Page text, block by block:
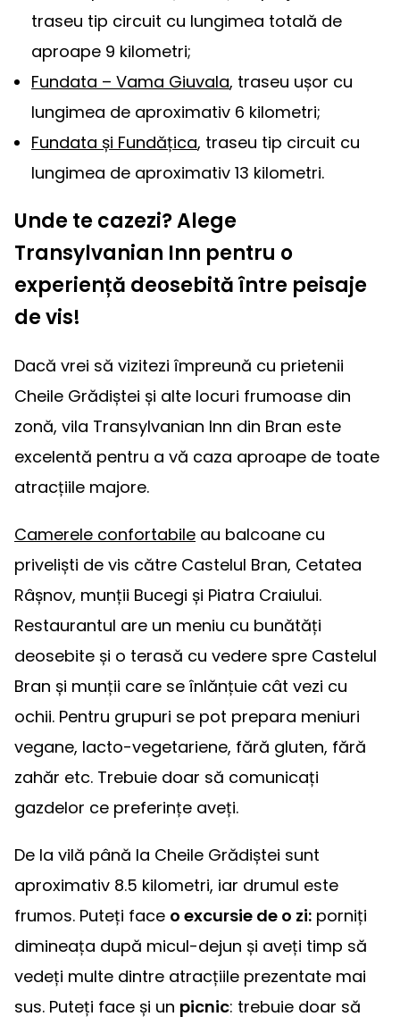
traseu tip circuit cu lungimea totală de
aproape 9 kilometri;
Fundata – Vama Giuvala, traseu ușor cu
lungimea de aproximativ 6 kilometri;
Fundata și Fundățica, traseu tip circuit cu
lungimea de aproximativ 13 kilometri.
Unde te cazezi? Alege
Transylvanian Inn pentru o
experiență deosebită între peisaje
de vis!
Dacă vrei să vizitezi împreună cu prietenii
Cheile Grădiștei și alte locuri frumoase din
zonă, vila Transylvanian Inn din Bran este
excelentă pentru a vă caza aproape de toate
atracțiile majore.
Camerele confortabile au balcoane cu
priveliști de vis către Castelul Bran, Cetatea
Râșnov, munții Bucegi și Piatra Craiului.
Restaurantul are un meniu cu bunătăți
deosebite și o terasă cu vedere spre Castelul
Bran și munții care se înlănțuie cât vezi cu
ochii. Pentru grupuri se pot prepara meniuri
vegane, lacto-vegetariene, fără gluten, fără
zahăr etc. Trebuie doar să comunicați
gazdelor ce preferințe aveți.
De la vilă până la Cheile Grădiștei sunt
aproximativ 8.5 kilometri, iar drumul este
frumos. Puteți face o excursie de o zi: porniți
dimineața după micul-dejun și aveți timp să
vedeți multe dintre atracțiile prezentate mai
sus. Puteți face și un picnic: trebuie doar să